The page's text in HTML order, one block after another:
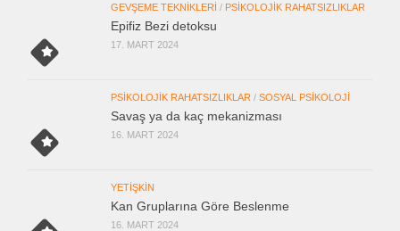
GEVŞEME TEKNIKLERI / PSIKOLOJIK RAHATSIZLIKLAR
Epifiz Bezi detoksu
17. MART 2024
PSIKOLOJIK RAHATSIZLIKLAR / SOSYAL PSIKOLOJI
Savaş ya da kaç mekanizması
16. MART 2024
YETIŞKIN
Kan Gruplarına Göre Beslenme
16. MART 2024